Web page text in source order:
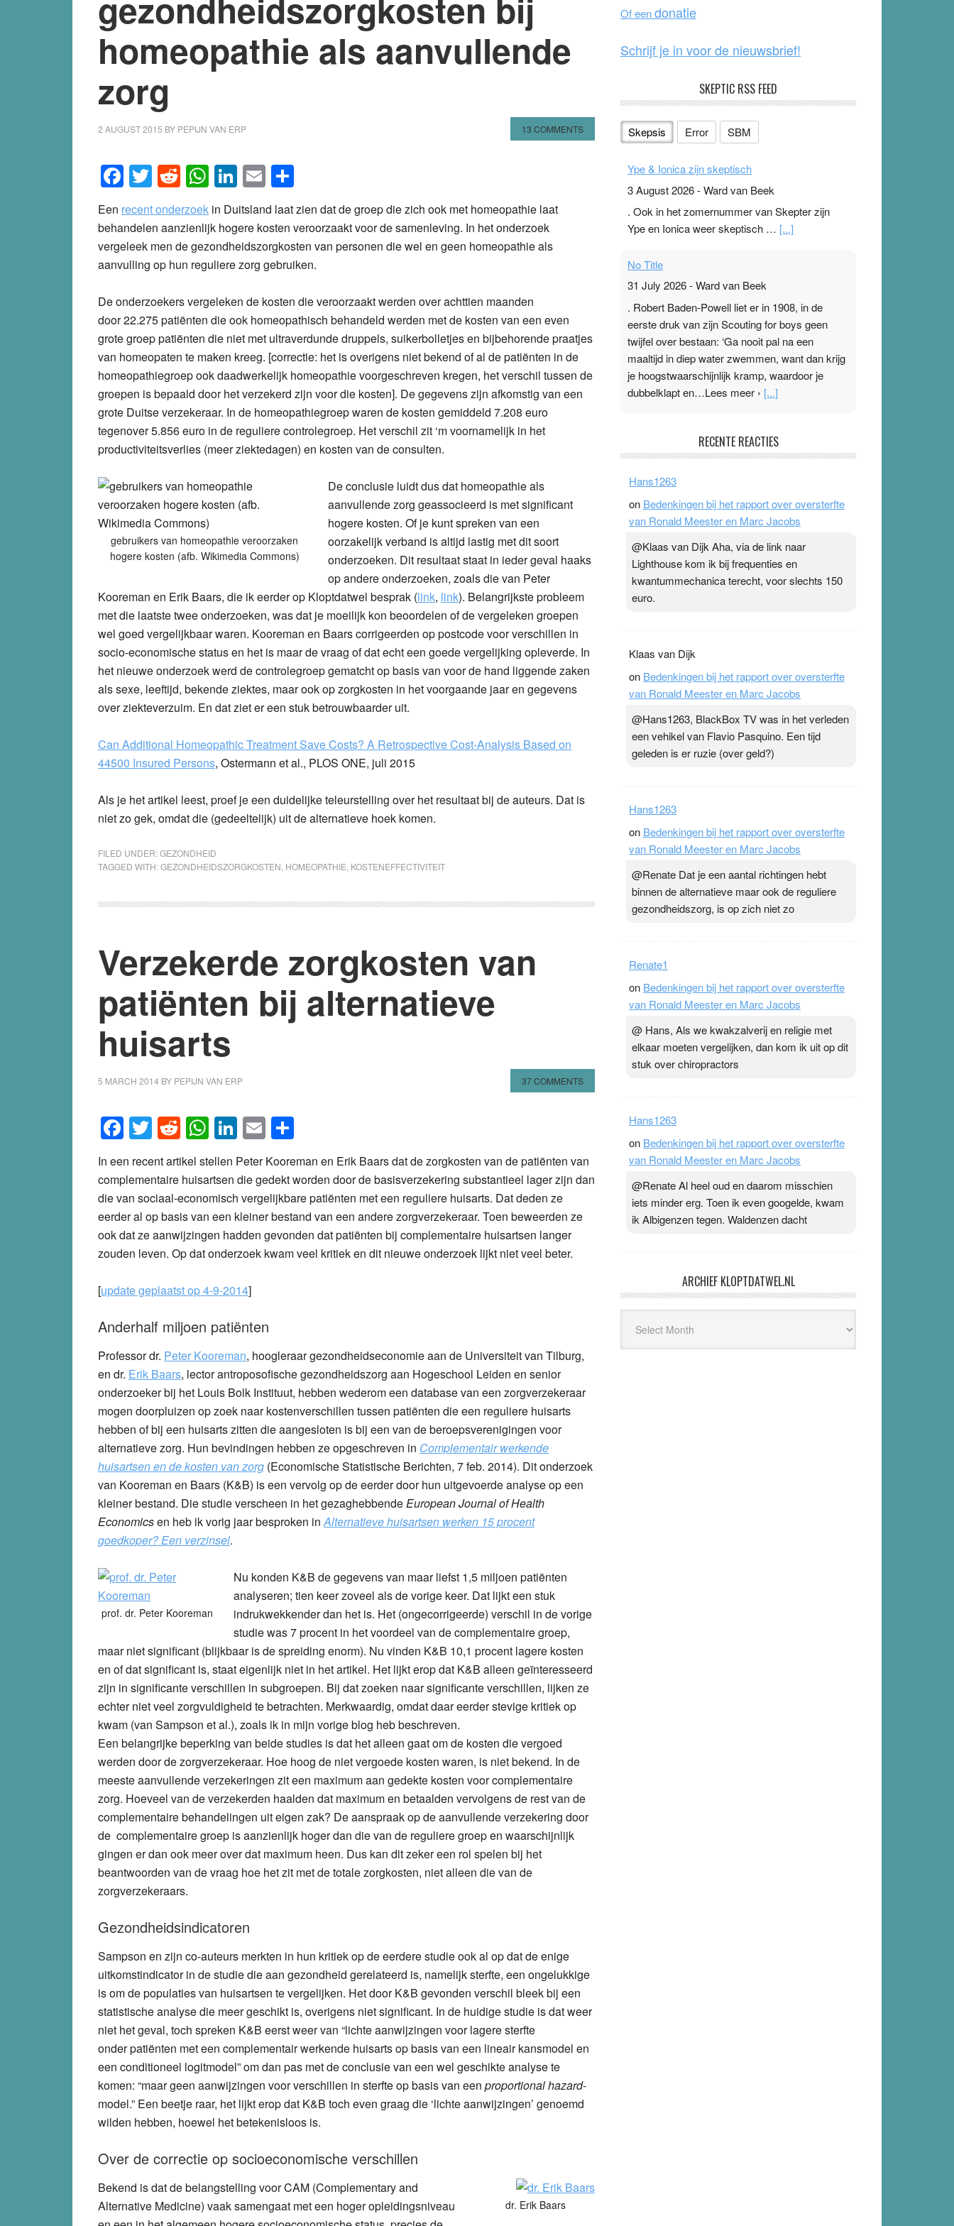
homeopathie als aanvullende
zorg
2 AUGUST 2015 BY PEPIJN VAN ERP 13 COMMENTS
Facebook
Twitter
Reddit
WhatsApp
LinkedIn
Email
Een recent onderzoek in Duitsland laat zien dat de groep die zich ook met homeopathie laat
behandelen aanzienlijk hogere kosten veroorzaakt voor de samenleving. In het onderzoek
vergeleek men de gezondheidszorgkosten van personen die wel en geen homeopathie als
aanvulling op hun reguliere zorg gebruiken.
De onderzoekers vergeleken de kosten die veroorzaakt werden over achttien maanden
door 22.275 patiënten die ook homeopathisch behandeld werden met de kosten van een even
grote groep patiënten die niet met ultraverdunde druppels, suikerbolletjes en bijbehorende praatjes
van homeopaten te maken kreeg. [correctie: het is overigens niet bekend of al de patiënten in de
homeopathiegroep ook daadwerkelijk homeopathie voorgeschreven kregen, het verschil tussen de
groepen is bepaald door het verzekerd zijn voor die kosten]. De gegevens zijn afkomstig van een
grote Duitse verzekeraar. In de homeopathiegroep waren de kosten gemiddeld 7.208 euro
tegenover 5.856 euro in de reguliere controlegroep. Het verschil zit ‘m voornamelijk in het
productiviteitsverlies (meer ziektedagen) en kosten van de consulten.
gebruikers van homeopathie veroorzaken
hogere kosten (afb. Wikimedia Commons)
De conclusie luidt dus dat homeopathie als
aanvullende zorg geassocieerd is met significant
hogere kosten. Of je kunt spreken van een
oorzakelijk verband is altijd lastig met dit soort
onderzoeken. Dit resultaat staat in ieder geval haaks
op andere onderzoeken, zoals die van Peter
Kooreman en Erik Baars, die ik eerder op Kloptdatwel besprak (link, link). Belangrijkste probleem
met die laatste twee onderzoeken, was dat je moeilijk kon beoordelen of de vergeleken groepen
wel goed vergelijkbaar waren. Kooreman en Baars corrigeerden op postcode voor verschillen in
socio-economische status en het is maar de vraag of dat echt een goede vergelijking opleverde. In
het nieuwe onderzoek werd de controlegroep gematcht op basis van voor de hand liggende zaken
als sexe, leeftijd, bekende ziektes, maar ook op zorgkosten in het voorgaande jaar en gegevens
over ziekteverzuim. En dat ziet er een stuk betrouwbaarder uit.
Can Additional Homeopathic Treatment Save Costs? A Retrospective Cost-Analysis Based on
44500 Insured Persons, Ostermann et al., PLOS ONE, juli 2015
Als je het artikel leest, proef je een duidelijke teleurstelling over het resultaat bij de auteurs. Dat is
niet zo gek, omdat die (gedeeltelijk) uit de alternatieve hoek komen.
FILED UNDER:GEZONDHEID
TAGGED WITH:GEZONDHEIDSZORGKOSTEN HOMEOPATHIE KOSTENEFFECTIVITEIT
Verzekerde zorgkosten van
patiënten bij alternatieve
huisarts
5 MARCH 2014 BY PEPIJN VAN ERP 37 COMMENTS
Facebook
Twitter
Reddit
WhatsApp
LinkedIn
Email
In een recent artikel stellen Peter Kooreman en Erik Baars dat de zorgkosten van de patiënten van
complementaire huisartsen die gedekt worden door de basisverzekering substantieel lager zijn dan
die van sociaal-economisch vergelijkbare patiënten met een reguliere huisarts. Dat deden ze
eerder al op basis van een kleiner bestand van een andere zorgverzekeraar. Toen beweerden ze
ook dat ze aanwijzingen hadden gevonden dat patiënten bij complementaire huisartsen langer
zouden leven. Op dat onderzoek kwam veel kritiek en dit nieuwe onderzoek lijkt niet veel beter.
[update geplaatst op 4-9-2014]
Anderhalf miljoen patiënten
Professor dr. Peter Kooreman, hoogleraar gezondheidseconomie aan de Universiteit van Tilburg,
en dr. Erik Baars, lector antroposofische gezondheidszorg aan Hogeschool Leiden en senior
onderzoeker bij het Louis Bolk Instituut, hebben wederom een database van een zorgverzekeraar
mogen doorpluizen op zoek naar kostenverschillen tussen patiënten die een reguliere huisarts
hebben of bij een huisarts zitten die aangesloten is bij een van de beroepsverenigingen voor
alternatieve zorg. Hun bevindingen hebben ze opgeschreven in Complementair werkende
huisartsen en de kosten van zorg (Economische Statistische Berichten, 7 feb. 2014). Dit onderzoek
van Kooreman en Baars (K&B) is een vervolg op de eerder door hun uitgevoerde analyse op een
kleiner bestand. Die studie verscheen in het gezaghebbendeEuropean Journal of Health
Economicsen heb ik vorig jaar besproken inAlternatieve huisartsen werken 15 procent
goedkoper? Een verzinsel.
prof. dr. Peter Kooreman
Nu konden K&B de gegevens van maar liefst 1,5 miljoen patiënten
analyseren; tien keer zoveel als de vorige keer. Dat lijkt een stuk
indrukwekkender dan het is. Het (ongecorrigeerde) verschil in de vorige
studie was 7 procent in het voordeel van de complementaire groep,
maar niet significant (blijkbaar is de spreiding enorm). Nu vinden K&B 10,1 procent lagere kosten
en of dat significant is, staat eigenlijk niet in het artikel. Het lijkt erop dat K&B alleen geïnteresseerd
zijn in significante verschillen in subgroepen. Bij dat zoeken naar significante verschillen, lijken ze
echter niet veel zorgvuldigheid te betrachten. Merkwaardig, omdat daar eerder stevige kritiek op
kwam (van Sampson et al.), zoals ik in mijn vorige blog heb beschreven.
Een belangrijke beperking van beide studies is dat het alleen gaat om de kosten die vergoed
werden door de zorgverzekeraar. Hoe hoog de niet vergoede kosten waren, is niet bekend. In de
meeste aanvullende verzekeringen zit een maximum aan gedekte kosten voor complementaire
zorg. Hoeveel van de verzekerden haalden dat maximum en betaalden vervolgens de rest van de
complementaire behandelingen uit eigen zak? De aanspraak op de aanvullende verzekering door
de complementaire groep is aanzienlijk hoger dan die van de reguliere groep en waarschijnlijk
gingen er dan ook meer over dat maximum heen. Dus kan dit zeker een rol spelen bij het
beantwoorden van de vraag hoe het zit met de totale zorgkosten, niet alleen die van de
zorgverzekeraars.
Gezondheidsindicatoren
Sampson en zijn co-auteurs merkten in hun kritiek op de eerdere studie ook al op dat de enige
uitkomstindicator in de studie die aan gezondheid gerelateerd is, namelijk sterfte, een ongelukkige
is om de populaties van huisartsen te vergelijken. Het door K&B gevonden verschil bleek bij een
statistische analyse die meer geschikt is, overigens niet significant. In de huidige studie is dat weer
niet het geval, toch spreken K&B eerst weer van “lichte aanwijzingen voor lagere sterfte
onder patiënten met een complementair werkende huisarts op basis van een lineair kansmodel en
een conditioneel logitmodel” om dan pas met de conclusie van een wel geschikte analyse te
komen: “maar geen aanwijzingen voor verschillen in sterfte op basis van een proportional hazard-
model.” Een beetje raar, het lijkt erop dat K&B toch even graag die ‘lichte aanwijzingen’ genoemd
wilden hebben, hoewel het betekenisloos is.
Over de correctie op socioeconomische verschillen
dr. Erik Baars
Bekend is dat de belangstelling voor CAM (Complementary and
Alternative Medicine) vaak samengaat met een hoger opleidingsniveau
k
Of eendonatie
Schrijf je in voor de nieuwsbrief!
SKEPTIC RSS FEED
Skepsis Error SBM
Ype & Ionica zijn skeptisch
3 August 2026-Ward van Beek
. Ook in het zomernummer van Skepter zijn
Ype en Ionica weer skeptisch … [...]
No Title
31 July 2026-Ward van Beek
. Robert Baden-Powell liet er in 1908, in de
eerste druk van zijn Scouting for boys geen
twijfel over bestaan: ‘Ga nooit pal na een
maaltijd in diep water zwemmen, want dan krijg
je hoogstwaarschijnlijk kramp, waardoor je
dubbelklapt en…Lees meer › [...]
Ward van Beek
topsporters. Ze hopen ermee hun hartslag te
verlagen terwijl ze meer zuurstof opnemen.
Daarop heeft zo’n pleister geen effect. Maar het
zijn. Door…Lees meer Pleisterplakkers in de
topspsort ›[...]
RECENTE REACTIES
Hans1263
on Bedenkingen bij het rapport over oversterfte
van Ronald Meester en Marc Jacobs
@Klaas van Dijk Aha, via de link naar
Lighthouse kom ik bij frequenties en
kwantummechanica terecht, voor slechts 150
euro.
Klaas van Dijk
on Bedenkingen bij het rapport over oversterfte
van Ronald Meester en Marc Jacobs
@Hans1263, BlackBox TV was in het verleden
een vehikel van Flavio Pasquino. Een tijd
geleden is er ruzie (over geld?)
Hans1263
on Bedenkingen bij het rapport over oversterfte
van Ronald Meester en Marc Jacobs
@Renate Dat je een aantal richtingen hebt
binnen de alternatieve maar ook de reguliere
gezondheidszorg, is op zich niet zo
Renate1
on Bedenkingen bij het rapport over oversterfte
van Ronald Meester en Marc Jacobs
@ Hans, Als we kwakzalverij en religie met
elkaar moeten vergelijken, dan kom ik uit op dit
stuk over chiropractors
Hans1263
on Bedenkingen bij het rapport over oversterfte
van Ronald Meester en Marc Jacobs
@Renate Al heel oud en daarom misschien
iets minder erg. Toen ik even googelde, kwam
ik Albigenzen tegen. Waldenzen dacht
ARCHIEF KLOPTDATWEL.NL
Kloptdatwel.nl